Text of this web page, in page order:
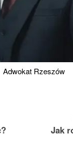
Adwokat Rzeszów
Jak